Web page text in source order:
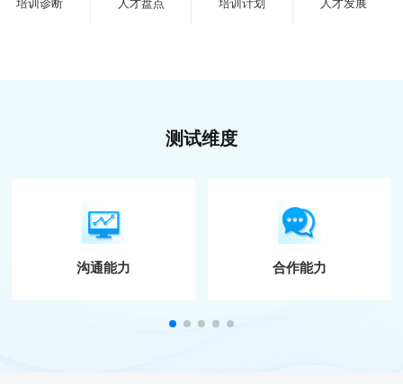
培训诊断 人才盘点 培训计划 人才发展
测试维度
沟通能力 合作能力